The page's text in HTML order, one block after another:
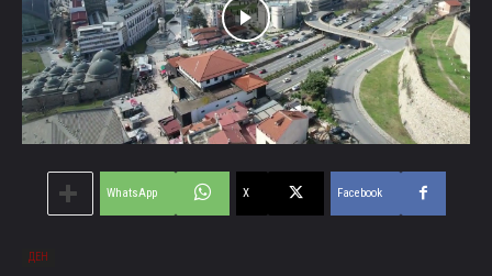
Facebook
X
WhatsApp
ДЕН